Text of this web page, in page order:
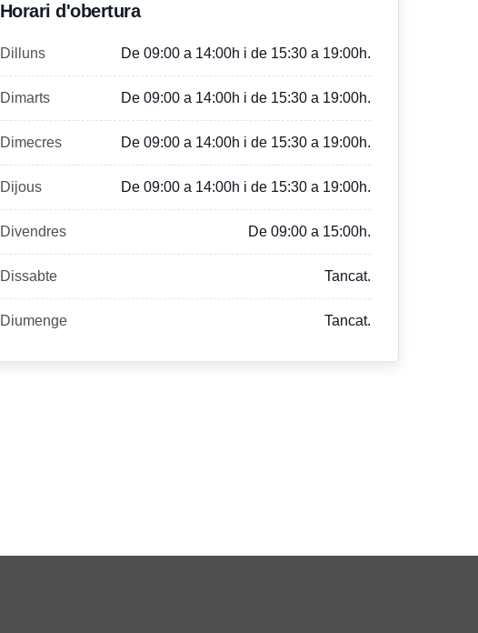
Horari d'obertura
Dilluns De 09:00 a 14:00h i de 15:30 a 19:00h.
Dimarts De 09:00 a 14:00h i de 15:30 a 19:00h.
Dimecres De 09:00 a 14:00h i de 15:30 a 19:00h.
Dijous De 09:00 a 14:00h i de 15:30 a 19:00h.
Divendres De 09:00 a 15:00h.
Dissabte Tancat.
Diumenge Tancat.